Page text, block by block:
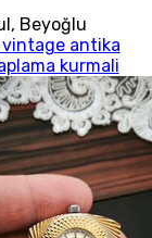
, Beyoğlu
vintage antika
kurmali